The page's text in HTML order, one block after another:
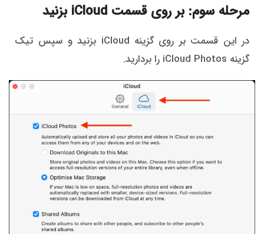
مرحله سوم: بر روی قسمت iCloud بزنید
در این قسمت بر روی گزینه iCloud بزنید و سپس تیک
گزینه iCloud Photos را بردارید.